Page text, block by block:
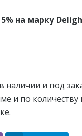
на марку
и под
и по